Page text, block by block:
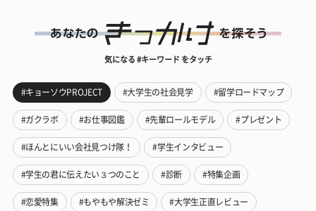
気になる #キーワード をタッチ
#キョーソウPROJECT #大学生の社会見学 #留学ロードマップ
#ガクラボ #お仕事図鑑 #先輩ロールモデル #プレゼント
#ほんとにいい会社見つけ隊！ #学生インタビュー
#学生の君に伝えたい３つのこと #診断 #特集企画
#恋愛特集 #もやもや解決ゼミ #大学生正直レビュー